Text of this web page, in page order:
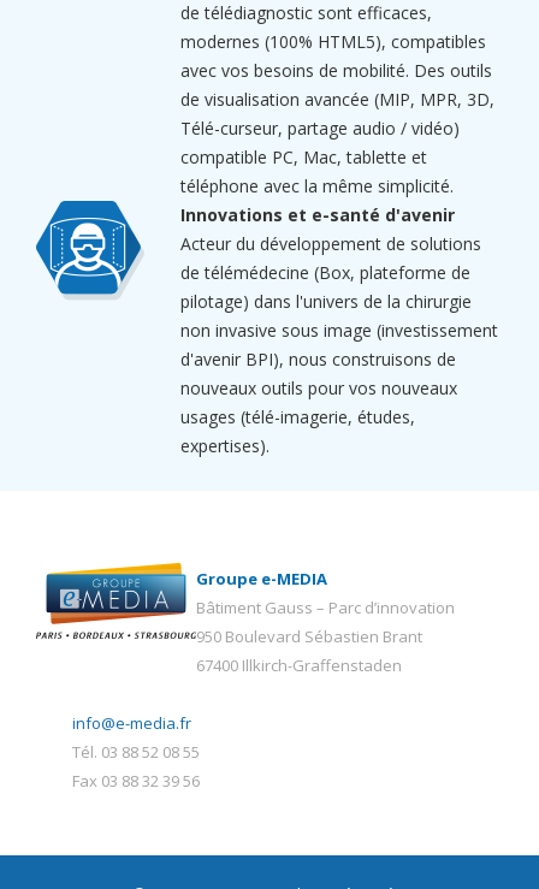
de télédiagnostic sont efficaces,
modernes (100% HTML5), compatibles
avec vos besoins de mobilité. Des outils
de visualisation avancée (MIP, MPR, 3D,
Télé-curseur, partage audio / vidéo)
compatible PC, Mac, tablette et
téléphone avec la même simplicité.
Innovations et e-santé d'avenir
Acteur du développement de solutions
de télémédecine (Box, plateforme de
pilotage) dans l'univers de la chirurgie
non invasive sous image (investissement
d'avenir BPI), nous construisons de
nouveaux outils pour vos nouveaux
usages (télé-imagerie, études,
expertises).
Groupe e-MEDIA
Bâtiment Gauss – Parc d’innovation
950 Boulevard Sébastien Brant
67400 Illkirch-Graffenstaden
info@e-media.fr
Tél. 03 88 52 08 55
Fax 03 88 32 39 56